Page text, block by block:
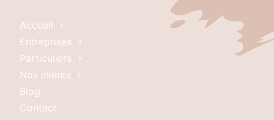
Accueil
Entreprises
Particuliers
Nos clients
Blog
Contact